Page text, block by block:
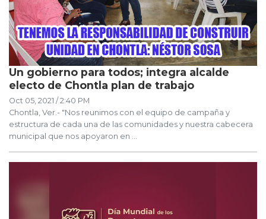
Un gobierno para todos; integra alcalde
electo de Chontla plan de trabajo
Oct 05, 2021 / 2:40 PM
Chontla, Ver.- "Nos reunimos con el equipo de campaña y
estructura de cada una de las comunidades y nuestra cabecera
municipal que nos apoyaron en ...